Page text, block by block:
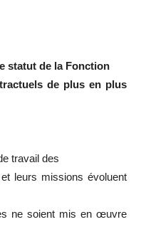
statut de la Fonction
de plus en plus
travail des
leurs missions évoluent
ne soient mis en œuvre